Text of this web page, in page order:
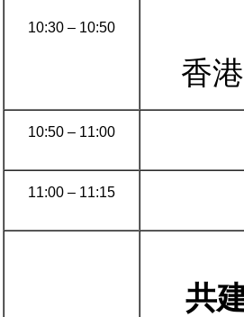
10:30 – 10:50
香
10:50 – 11:00
11:00 – 11:15
共